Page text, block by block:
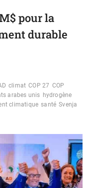
pour la
durable
climat COP 27 COP
arabes unis hydrogène
climatique santé Svenja